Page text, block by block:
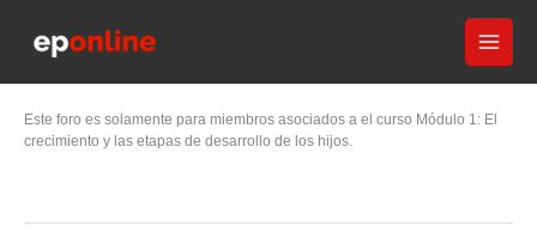
Este foro es solamente para miembros asociados a el curso Módulo 1: El
crecimiento y las etapas de desarrollo de los hijos.